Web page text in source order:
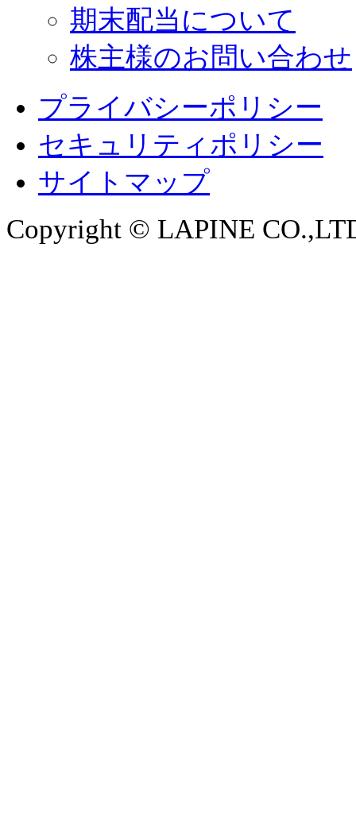
期末配当について
株主様のお問い合わせ
プライバシーポリシー
セキュリティポリシー
サイトマップ
Copyright © LAPINE